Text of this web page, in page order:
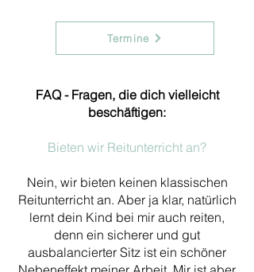
Termine
FAQ - Fragen, die dich vielleicht
beschäftigen:
Bieten wir Reitunterricht an?
Nein, wir bieten keinen klassischen
Reitunterricht an. Aber ja klar, natürlich
lernt dein Kind bei mir auch reiten,
denn ein sicherer und gut
ausbalancierter Sitz ist ein schöner